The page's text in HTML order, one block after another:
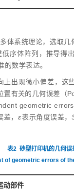
体系统理论，选取
序体阵列，推导得
数学表达。
出现微小偏差，这
置有关的几何误差（
geometric
， ε表示角度误差，
表2 砂型打印机的几何误
of geometric errors of
动部件